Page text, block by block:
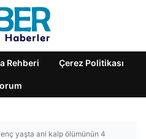
Rehberi Çerez Politikası
yaşta ani kalp ölümünün 4